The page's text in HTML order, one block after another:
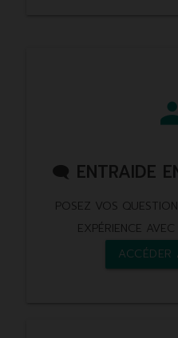
🗨️ ENTRAIDE
POSEZ VOS
EXPÉRIENCE